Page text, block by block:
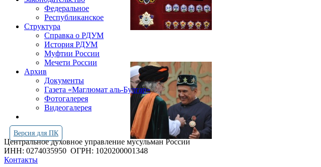
Федеральное
Республиканское
Структура
Справка о РДУМ
История РДУМ
Муфтии России
Мечети России
Архив
Документы
Газета «Маглюмат аль-Булгар»
Фотогалерея
Видеогалерея
Версия для ПК
Центральное духовное управление мусульман России
ИНН: 0274035950 ОГРН: 1020200001348
Контакты